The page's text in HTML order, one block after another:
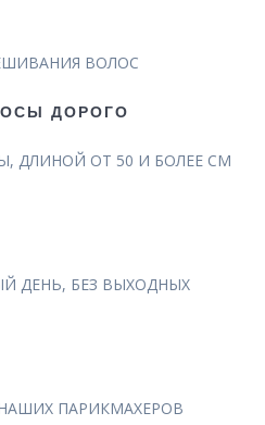
ВОЛОС
ДОРОГО
ДЛИНОЙ ОТ 50 И БОЛЕЕ СМ
ДЕНЬ, БЕЗ ВЫХОДНЫХ
ПАРИКМАХЕРОВ